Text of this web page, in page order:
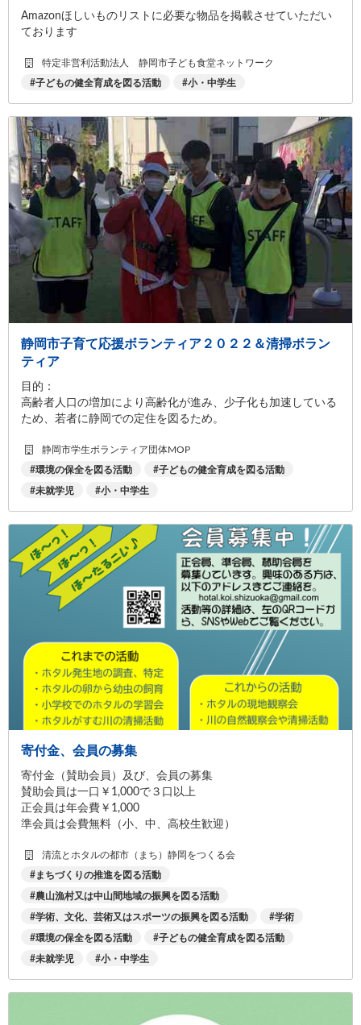
Amazonほしいものリストに必要な物品を掲載させていただい
ております
特定非営利活動法人 静岡市子ども食堂ネットワーク
子どもの健全育成を図る活動 小・中学生
静岡市子育て応援ボランティア２０２２＆清掃ボラン
ティア
目的：
高齢者人口の増加により高齢化が進み、少子化も加速している
ため、若者に静岡での定住を図るため。
静岡市学生ボランティア団体MOP
環境の保全を図る活動 子どもの健全育成を図る活動
未就学児 小・中学生
寄付金、会員の募集
寄付金（賛助会員）及び、会員の募集
賛助会員は一口￥1,000で３口以上
正会員は年会費￥1,000
準会員は会費無料（小、中、高校生歓迎）
清流とホタルの都市（まち）静岡をつくる会
まちづくりの推進を図る活動
農山漁村又は中山間地域の振興を図る活動
学術、文化、芸術又はスポーツの振興を図る活動 学術
環境の保全を図る活動 子どもの健全育成を図る活動
未就学児 小・中学生